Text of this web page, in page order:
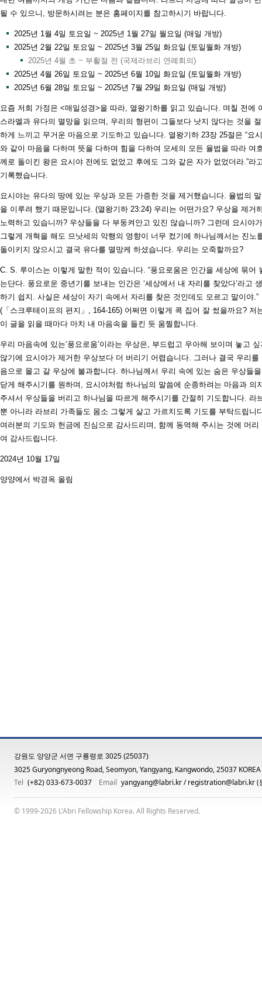
될 수 있으니, 방문하시려는 분은 홈페이지를 참고하시기 바랍니다.
2025년 1월 4일 토요일 ~ 2025년 1월 27일 월요일 (매일 개방)
2025년 2월 22일 토요일 ~ 2025년 3월 25일 화요일 (토일월화 개방)
2025년 4월 초 ~ 부활절 전 (국제라브리 연례회의)
2025년 4월 26일 토요일 ~ 2025년 6월 10일 화요일 (토일월화 개방)
2025년 6월 28일 토요일 ~ 2025년 7월 29일 화요일 (매일 개방)
요즘 저희 가정은 <매일성경>을 따라, 열왕기하를 읽고 있습니다. 며칠 전에
스라엘과 유다의 멸망을 읽으며, 우리의 형편이 그들보다 낫지 않다는 것을
하게 느끼고 무거운 마음으로 기도하고 있습니다. 열왕기하 23장 25절은 “요
와 같이 마음을 다하며 뜻을 다하며 힘을 다하여 모세의 모든 율법을 따라 여
께로 돌이킨 왕은 요시야 전에도 없었고 후에도 그와 같은 자가 없었더라.”라
기록했습니다.
요시야는 유다의 땅에 있는 우상과 모든 가증한 것을 제거했습니다. 율법의
을 이루려 했기 때문입니다. (열왕기하 23:24) 우리는 어떤가요? 우상을 제거
노력하고 있습니까? 우상들을 다 부둥켜안고 있진 않습니까? 그런데 요시야가
그렇게 개혁을 해도 므낫세의 악행의 영향이 너무 컸기에 하나님께서는 진노
돌이키지 않으시고 결국 유다를 멸망케 하셨습니다. 우리는 오죽할까요?
C. S. 루이스는 이렇게 말한 적이 있습니다. “풍요로움은 인간을 세상에 묶어
는단다. 풍요로운 중년기를 보내는 인간은 ‘세상에서 내 자리를 찾았다’라고
하기 쉽지. 사실은 세상이 자기 속에서 자리를 찾은 것인데도 모르고 말이야.”
(「스크루테이프의 편지」, 164-165) 어쩌면 이렇게 콕 집어 잘 썼을까요? 저
이 글을 읽을 때마다 마치 내 마음속을 들킨 듯 움찔합니다.
우리 마음속에 있는‘풍요로움’이라는 우상은, 부드럽고 우아해 보이며 놓고 싶
않기에 요시야가 제거한 우상보다 더 버리기 어렵습니다. 그러나 결국 우리를
음으로 몰고 갈 우상에 불과합니다. 하나님께서 우리 속에 있는 숨은 우상들
닫게 해주시기를 원하며, 요시야처럼 하나님의 말씀에 순종하려는 마음과 의
주셔서 우상들을 버리고 하나님을 따르게 해주시기를 간절히 기도합니다. 라
뿐 아니라 라브리 가족들도 몸소 그렇게 살고 가르치도록 기도를 부탁드립니
여러분의 기도와 헌금에 진심으로 감사드리며, 함께 동역해 주시는 것에 머리
여 감사드립니다.
2024년 10월 17일
양양에서 박경옥 올림
강원도 양양군 서면 구룡령로 3025 (25037)
3025 Guryongnyeong Road, Seomyon, Yangyang, Kangwondo, 25037 KOREA
Tel (+82) 033-673-0037 Email yangyang@labri.kr/registration@labri.kr(
© 1999-2026 L'Abri Fellowship Korea. All Rights Reserved.